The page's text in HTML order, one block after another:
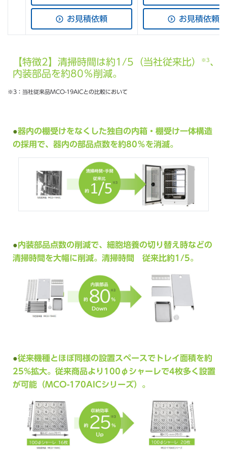
お見積依頼 お見積依頼
【特徴2】清掃時間は約1/5（当社従来比） ※3 、
内装部品を約80％削減。
※3：当社従来品MCO-19AICとの比較において
器内の棚受けをなくした独自の内箱・棚受け一体構造
の採用で、器内の部品点数を約80％を消滅。
内装部品点数の削減で、細胞培養の切り替え時などの
清掃時間を大幅に削減。清掃時間 従来比約1/5。
従来機種とほぼ同様の設置スペースでトレイ面積を約
25%拡大。従来商品より100φシャーレで4枚多く設置
が可能（MCO-170AICシリーズ）。